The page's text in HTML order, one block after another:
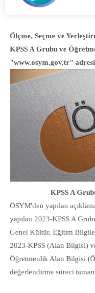
Ölçme, Seçme ve
KPSS A Grubu ve
"www.osym.gov.tr"
KPSS A
ÖSYM'den yapılan
yapılan 2023-KPSS A
Genel Kültür, Eğitim
2023-KPSS (Alan Bilgisi)
Öğretmenlik Alan Bilgisi
değerlendirme süreci